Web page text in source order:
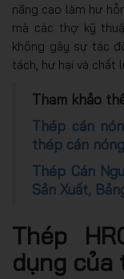
năng cao làm hư
mà các thợ kỹ
không gây sự tác
tách, hư hại và chất
Tham khảo
Thép cán
thép cán nóng
Thép Cán
Sản Xuất,
Thép
dụng của